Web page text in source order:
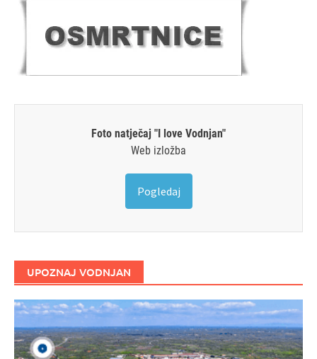
Foto natječaj "I love Vodnjan"
Web izložba
Pogledaj
UPOZNAJ VODNJAN